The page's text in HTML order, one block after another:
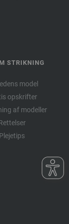
STRIKNING
model
opskrifter
af modeller
Plejetips